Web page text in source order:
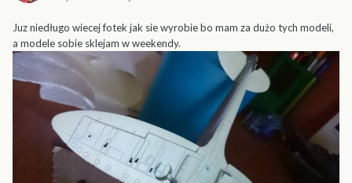
Juz niedługo wiecej fotek jak sie wyrobie bo mam za dużo tych modeli,
a modele sobie sklejam w weekendy.